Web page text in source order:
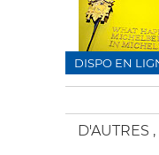
DISPO EN
D'AUTRES